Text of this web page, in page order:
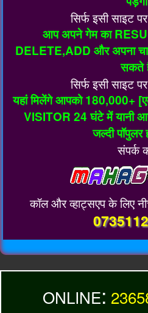
सिर्फ इसी साइट
आप अपने गेम का
DELETE,ADD और अपना
सकते
सिर्फ इसी साइट
यहां मिलेंगे आपको 180,000+
VISITOR 24 घंटे में यानी
जल्दी पॉपुलर
संपर्क
कॉल और व्हाट्सएप के लिए
ONLINE: